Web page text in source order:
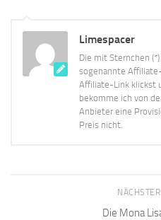
Limespacer
Die mit Sternchen
sogenannte
Affiliate-Link klickst
bekomme ich von
Anbieter eine
Preis nicht.
Die Mona